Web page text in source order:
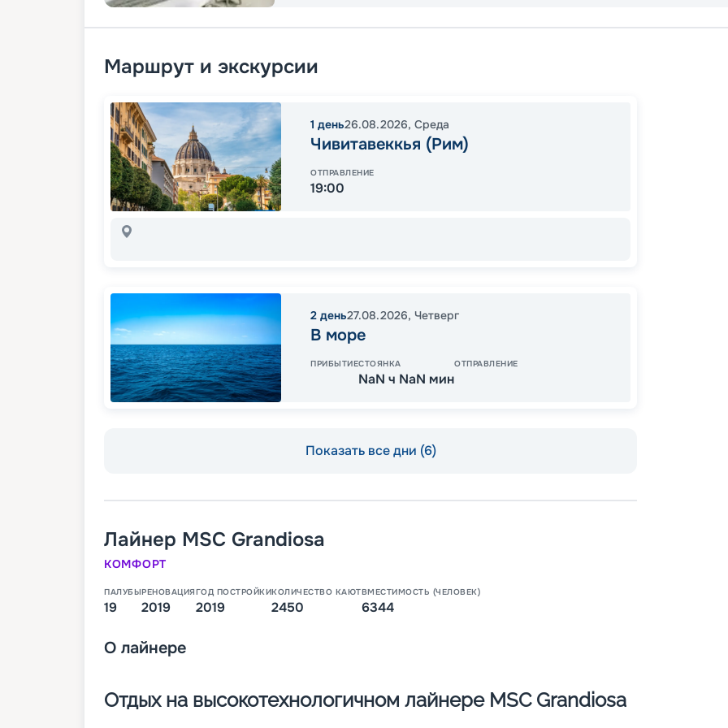
Маршрут и экскурсии
1 день26.08.2026, Среда
Чивитавеккья (Рим)
ОТПРАВЛЕНИЕ
19:00
2 день27.08.2026, Четверг
В море
ПРИБЫТИЕСТОЯНКА
NaN ч NaN мин
ОТПРАВЛЕНИЕ
Показать все дни (6)
Лайнер MSC Grandiosa
КОМФОРТ
ПАЛУБЫ
19
РЕНОВАЦИЯ
2019
ГОД ПОСТРОЙКИ
2019
КОЛИЧЕСТВО КАЮТ
2450
ВМЕСТИМОСТЬ (ЧЕЛОВЕК)
6344
О лайнере
Отдых на высокотехнологичном лайнере MSC Grandiosa